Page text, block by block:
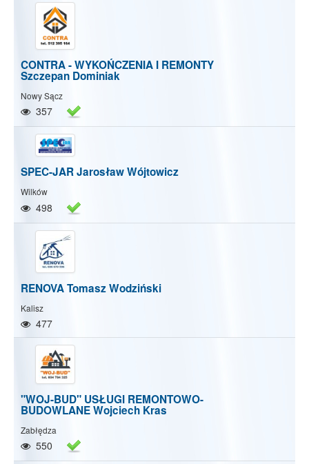
CONTRA - WYKOŃCZENIA I REMONTY
Szczepan Dominiak
Nowy Sącz
357
SPEC-JAR Jarosław Wójtowicz
Wilków
498
RENOVA Tomasz Wodziński
Kalisz
477
"WOJ-BUD" USŁUGI REMONTOWO-
BUDOWLANE Wojciech Kras
Zabłędza
550